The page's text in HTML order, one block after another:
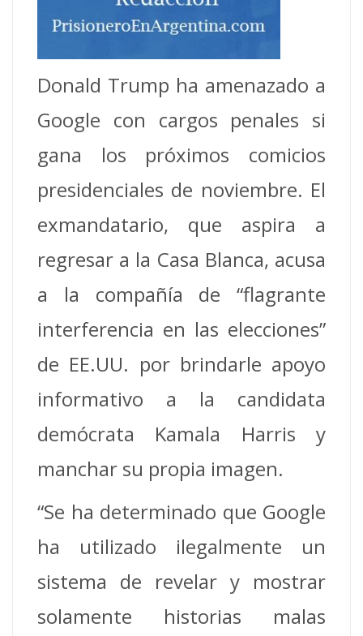
Donald Trump ha amenazado a
Google con cargos penales si
gana los próximos comicios
presidenciales de noviembre. El
exmandatario, que aspira a
regresar a la Casa Blanca, acusa
a la compañía de “flagrante
interferencia en las elecciones”
de EE.UU. por brindarle apoyo
informativo a la candidata
demócrata Kamala Harris y
manchar su propia imagen.
“Se ha determinado que Google
ha utilizado ilegalmente un
sistema de revelar y mostrar
solamente historias malas